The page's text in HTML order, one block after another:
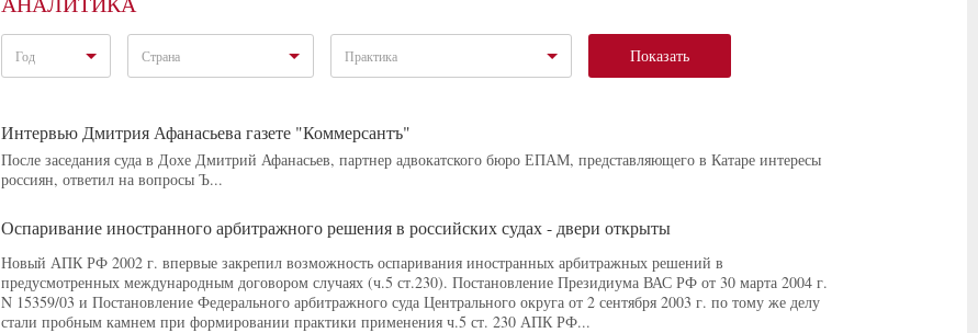
Год Страна Практика Показать
Интервью Дмитрия Афанасьева газете "Коммерсантъ"
После заседания суда в Дохе Дмитрий Афанасьев, партнер адвокатского бюро ЕПАМ, представляющего в Катаре интересы
россиян, ответил на вопросы Ъ...
Оспаривание иностранного арбитражного решения в российских судах - двери открыты
Новый АПК РФ 2002 г. впервые закрепил возможность оспаривания иностранных арбитражных решений в
предусмотренных международным договором случаях (ч.5 ст.230). Постановление Президиума ВАС РФ от 30 марта 2004 г.
N 15359/03 и Постановление Федерального арбитражного суда Центрального округа от 2 сентября 2003 г. по тому же делу
стали пробным камнем при формировании практики применения ч.5 ст. 230 АПК РФ...